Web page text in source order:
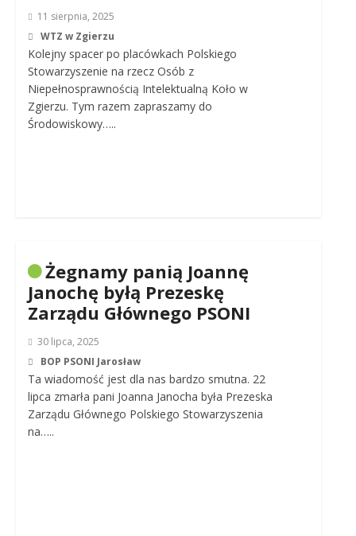
11 sierpnia, 2025
WTZ w Zgierzu
Kolejny spacer po placówkach Polskiego
Stowarzyszenie na rzecz Osób z
Niepełnosprawnością Intelektualną Koło w
Zgierzu. Tym razem zapraszamy do
Środowiskowy…..
Żegnamy panią Joannę
Janochę byłą Prezeskę
Zarządu Głównego PSONI
30 lipca, 2025
BOP PSONI Jarosław
Ta wiadomość jest dla nas bardzo smutna. 22
lipca zmarła pani Joanna Janocha była Prezeska
Zarządu Głównego Polskiego Stowarzyszenia
na…..